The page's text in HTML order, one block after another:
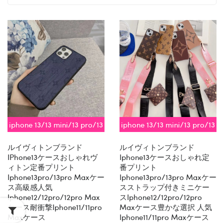
iphone 13/13 mini/13 pro/13
ルイヴィトンブランド
IPhone13ケースおしゃれヴ
ィトン定番プリント
Iphone13pro/13pro Maxケー
ス高級感人気
Iphone12/12pro/12pro Max
ケース耐衝撃iphone11/11pro
Maxケース
iphone 13/13 mini/13 pro/13
ルイヴィトンブランド
Iphone13ケースおしゃれ定
番プリント
Iphone13pro/13pro Maxケー
スストラップ付きミニケー
スiphone12/12pro/12pro
Maxケース豊かな選択 人気
Iphone11/11pro Maxケース